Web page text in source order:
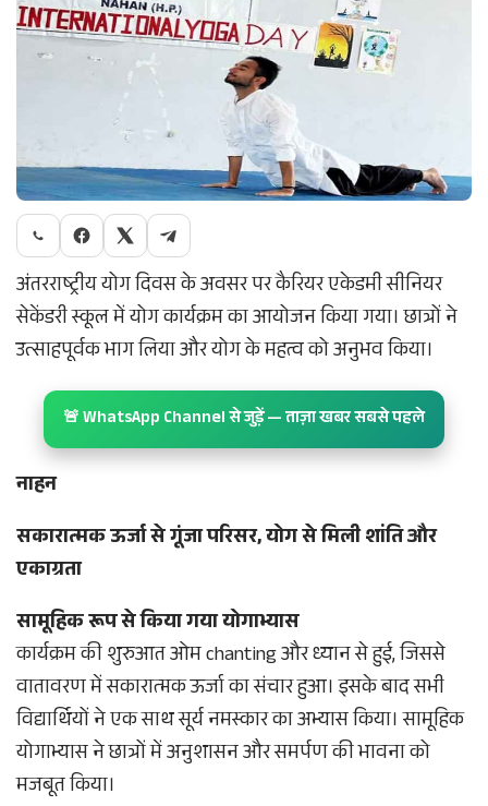
अंतरराष्ट्रीय योग दिवस के अवसर पर कैरियर एकेडमी सीनियर
सेकेंडरी स्कूल में योग कार्यक्रम का आयोजन किया गया। छात्रों ने
उत्साहपूर्वक भाग लिया और योग के महत्व को अनुभव किया।
🚨 WhatsApp Channel से जुड़ें — ताज़ा खबर सबसे पहले
नाहन
सकारात्मक ऊर्जा से गूंजा परिसर, योग से मिली शांति और
एकाग्रता
सामूहिक रूप से किया गया योगाभ्यास
कार्यक्रम की शुरुआत ओम chanting और ध्यान से हुई, जिससे
वातावरण में सकारात्मक ऊर्जा का संचार हुआ। इसके बाद सभी
विद्यार्थियों ने एक साथ सूर्य नमस्कार का अभ्यास किया। सामूहिक
योगाभ्यास ने छात्रों में अनुशासन और समर्पण की भावना को
मजबूत किया।